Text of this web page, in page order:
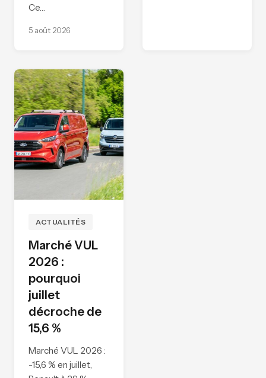
Ce…
5 août 2026
ACTUALITÉS
Marché VUL
2026 :
pourquoi
juillet
décroche de
15,6 %
Marché VUL 2026 :
-15,6 % en juillet,